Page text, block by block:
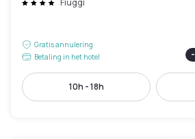
Fiuggi
Gratis annulering
Betaling in het hotel
-
10h - 18h